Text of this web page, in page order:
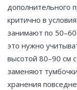
дополнительного
критично в
занимают по
это нужно
высотой 80–90 см
заменяют
хранения